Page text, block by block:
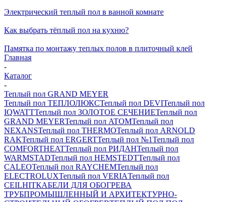
Электрический теплый пол в ванной комнате
Как выбрать тёплый пол на кухню?
Памятка по монтажу теплых полов в плиточный клей
Главная
-
Каталог
-
Теплый пол GRAND MEYER
Теплый пол ТЕПЛОЛЮКСТеплый пол DEVIТеплый пол
IQWATTТеплый пол ЗОЛОТОЕ СЕЧЕНИЕТеплый пол
GRAND MEYERТеплый пол ATOMТеплый пол
NEXANSТеплый пол THERMOТеплый пол ARNOLD
RAKТеплый пол ERGERTТеплый пол №1Теплый пол
COMFORTHEATТеплый пол РИДАНТеплый пол
WARMSTADТеплый пол HEMSTEDTТеплый пол
CALEOТеплый пол RAYCHEMТеплый пол
ELECTROLUXТеплый пол VERIAТеплый пол
CEILHITКАБЕЛИ ДЛЯ ОБОГРЕВА
ТРУБПРОМЫШЛЕННЫЙ И АРХИТЕКТУРНО-